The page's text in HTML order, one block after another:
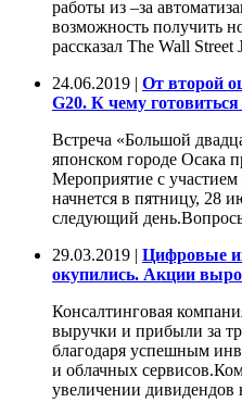
работы из –за
возможность получить
рассказал The Wall
24.06.2019 | От второй
G20. К чему готовиться
Встреча «Большой
японском городе Осака
Мероприятие с
начнется в пятницу, 28
следующий
29.03.2019 | Цифровые
окупились. Акции
Консалтинговая
выручки и прибыли за
благодаря успешным
и облачных
увеличении дивидендов